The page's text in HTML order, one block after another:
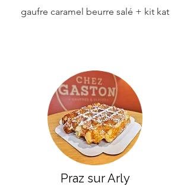
gaufre caramel beurre salé + kit kat
Praz sur Arly